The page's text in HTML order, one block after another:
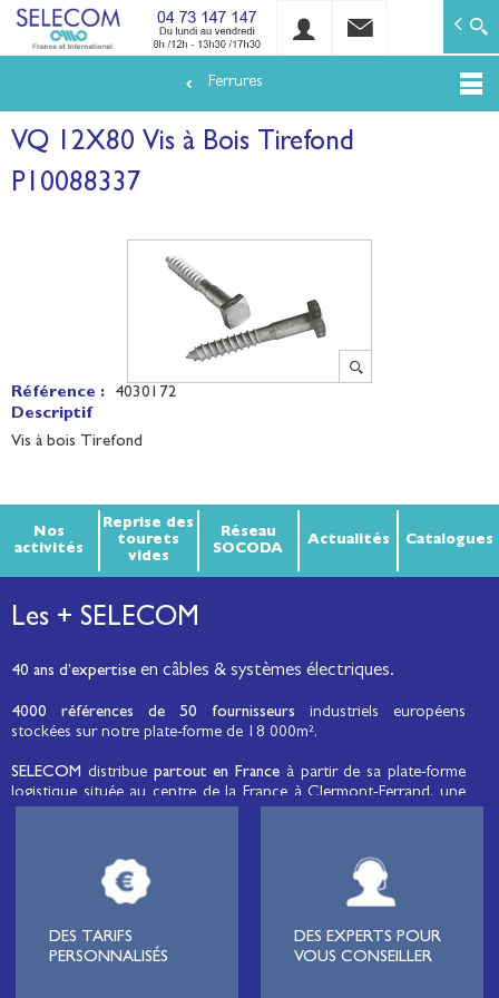
au
contenu
SELECOM
Matériels de réseaux électriques basse tension et
Ferrures
VQ 12X80 Vis à Bois Tirefond
P10088337
Référence :
4030172
Descriptif
Vis à bois Tirefond
Nos
activités
Reprise des
tourets
vides
Réseau
SOCODA
Actualités Catalogues
Les + SELECOM
40 ans d’expertise en câbles & systèmes électriques.
4000 références de 50 fournisseurs industriels européens
stockées sur notre plate-forme de 18 000m².
SELECOM distribue partout en France à partir de sa plate-forme
logistique située au centre de la France à Clermont-Ferrand, une
, de matériel
d’éclairage public et d'éco-mobilité destinée aux professionnels de
Lignard, monteur de réseaux électriques, installateur électrique,
tableautier, collectivité, municipalité, exploitation agricole,
DES TARIFS
PERSONNALISÉS
DES EXPERTS POUR
VOUS CONSEILLER